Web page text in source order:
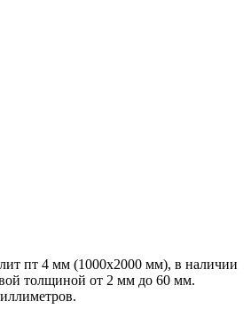
пт 4 мм (1000х2000 мм), в наличии
толщиной от 2 мм до 60 мм.